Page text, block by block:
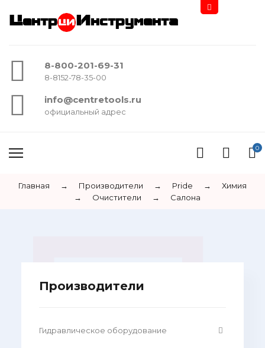
Центр Инструмента
8-800-201-69-31
8-8152-78-35-00
info@centretools.ru
официальный адрес
0
Главная → Производители → Pride →
Химия
→
Очистители → Салона
Производители
Гидравлическое оборудование